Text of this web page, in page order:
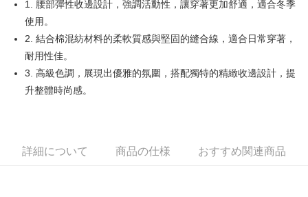
OP Pay Later
説明
【OP Pay Later 使用説明】
1. 本サービスは台湾大哥大によって提供され、台湾大哥大のユーザーは追
加の申請なしで即時に利用可能です。
2. 支払い方法で「OP Pay Later」を選択すると、注文が成立した後に自動
4. 注文成立後30分以内に確認取引を行わない場合や審査が通過しない場
AFTEE代金後払い
説明
一、 AFTEE代金後払いについて
す。
全家取貨付款
1. 腰部彈性收邊設計，強調活動性，讓穿著更加舒適，適合冬季
使用。
2. 結合棉混紡材料的柔軟質感與堅固的縫合線，適合日常穿著，
耐用性佳。
3. 高級色調，展現出優雅的氛圍，搭配獨特的精緻收邊設計，提
升整體時尚感。
詳細について 商品の仕様 おすすめ関連商品